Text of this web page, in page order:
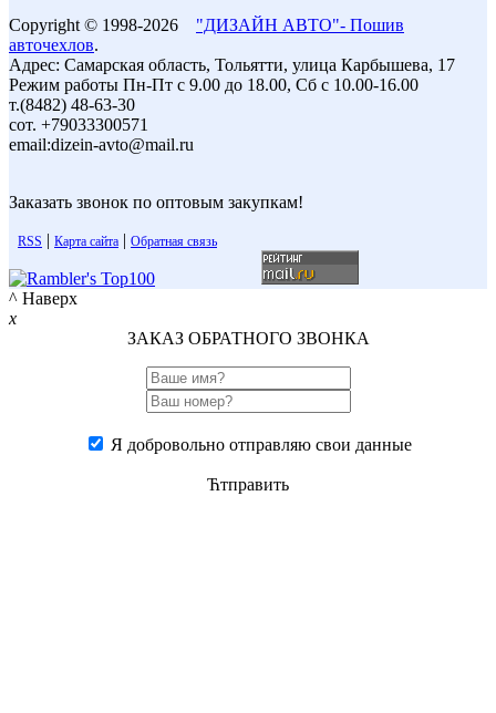
Copyright © 1998-2026 "ДИЗАЙН АВТО"- Пошив
авточехлов.
Адрес: Самарская область, Тольятти, улица Карбышева, 17
Режим работы Пн-Пт с 9.00 до 18.00, Сб с 10.00-16.00
т.(8482) 48-63-30
сот. +79033300571
email:dizein-avto@mail.ru
Заказать звонок по оптовым закупкам!
RSS | Карта сайта | Обратная связь
^ Наверх
x
ЗАКАЗ ОБРАТНОГО ЗВОНКА
Я добровольно отправляю свои данные
Ћтправить